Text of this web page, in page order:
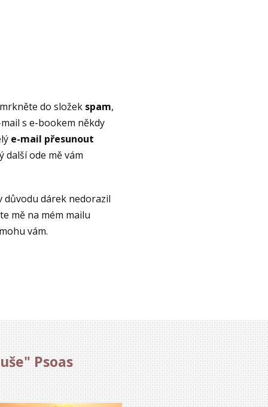
do složek spam,
mail s e-bookem někdy
e-mail přesunout
další ode mě vám
důvodu dárek nedorazil
mě na mém mailu
vám.
Psoas